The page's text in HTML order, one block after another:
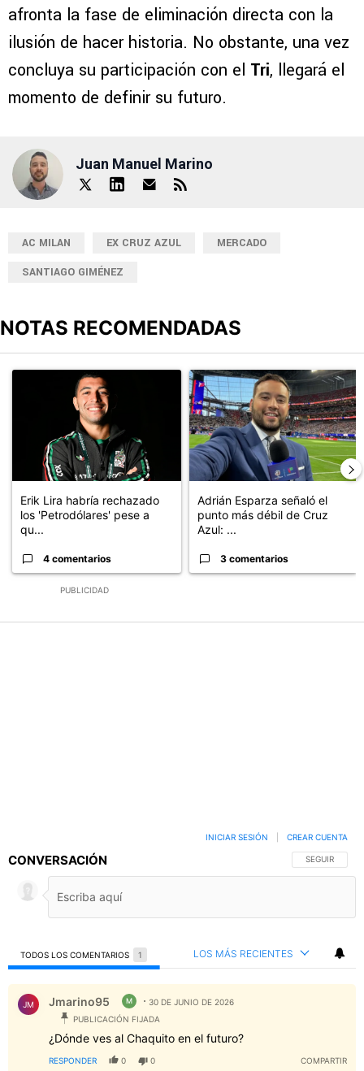
afronta la fase de eliminación directa con la
ilusión de hacer historia. No obstante, una vez
concluya su participación con el Tri, llegará el
momento de definir su futuro.
Juan Manuel Marino
AC MILAN EX CRUZ AZUL
MERCADO
SANTIAGO GIMÉNEZ
NOTAS RECOMENDADAS
PUBLICIDAD
Un artículo de tendencia con el título "Erik Lira habría
Erik Lira habría rechazado
los 'Petrodólares' pese a
qu...
4 comentarios
Un artículo de tendencia con el
Adrián Esparza señaló el
punto más débil de Cruz
Azul: ...
3 comentarios
CONVERSACIÓN SIGA ESTA
SEGUIR
INICIAR SESIÓN CREAR CUENTA
TODOS LOS COMENTARIOS 1 LOS MÁS RECIENTES
Comentario de Jmarino95.
JM Jmarino95 M
30 DE JUNIO DE 2026
PUBLICACIÓN FIJADA
¿Dónde ves al Chaquito en el futuro?
RESPONDER 0 0 COMPARTIR